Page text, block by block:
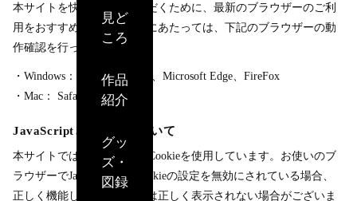
見ど
ころ
作品
紹介
グッ
ズ・
図録
本サイトを快適にご覧いただくために、最新のブラウザーのご利
用をおすすめします。制作にあたっては、下記のブラウザーの動
作確認を行っています。
・Windows： Google Chrome、Microsoft Edge、FireFox
・Mac： Safari
JavaScriptとCookieについて
本サイトでは、JavaScriptとCookieを使用しています。お使いのブ
ラウザーでJavascript及びCookieの設定を無効にされている場合、
正しく機能しない、もしくは正しく表示されない場合がございま